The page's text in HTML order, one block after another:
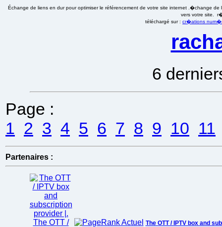
Échange de liens en dur pour optimiser le référencement de votre site internet .�change
vers votre site.
téléchargé sur : cr�ations
6
Page :
1 2 3 4 5 6 7 8 9 10 11
Partenaires :
The OTT / IPTV box and